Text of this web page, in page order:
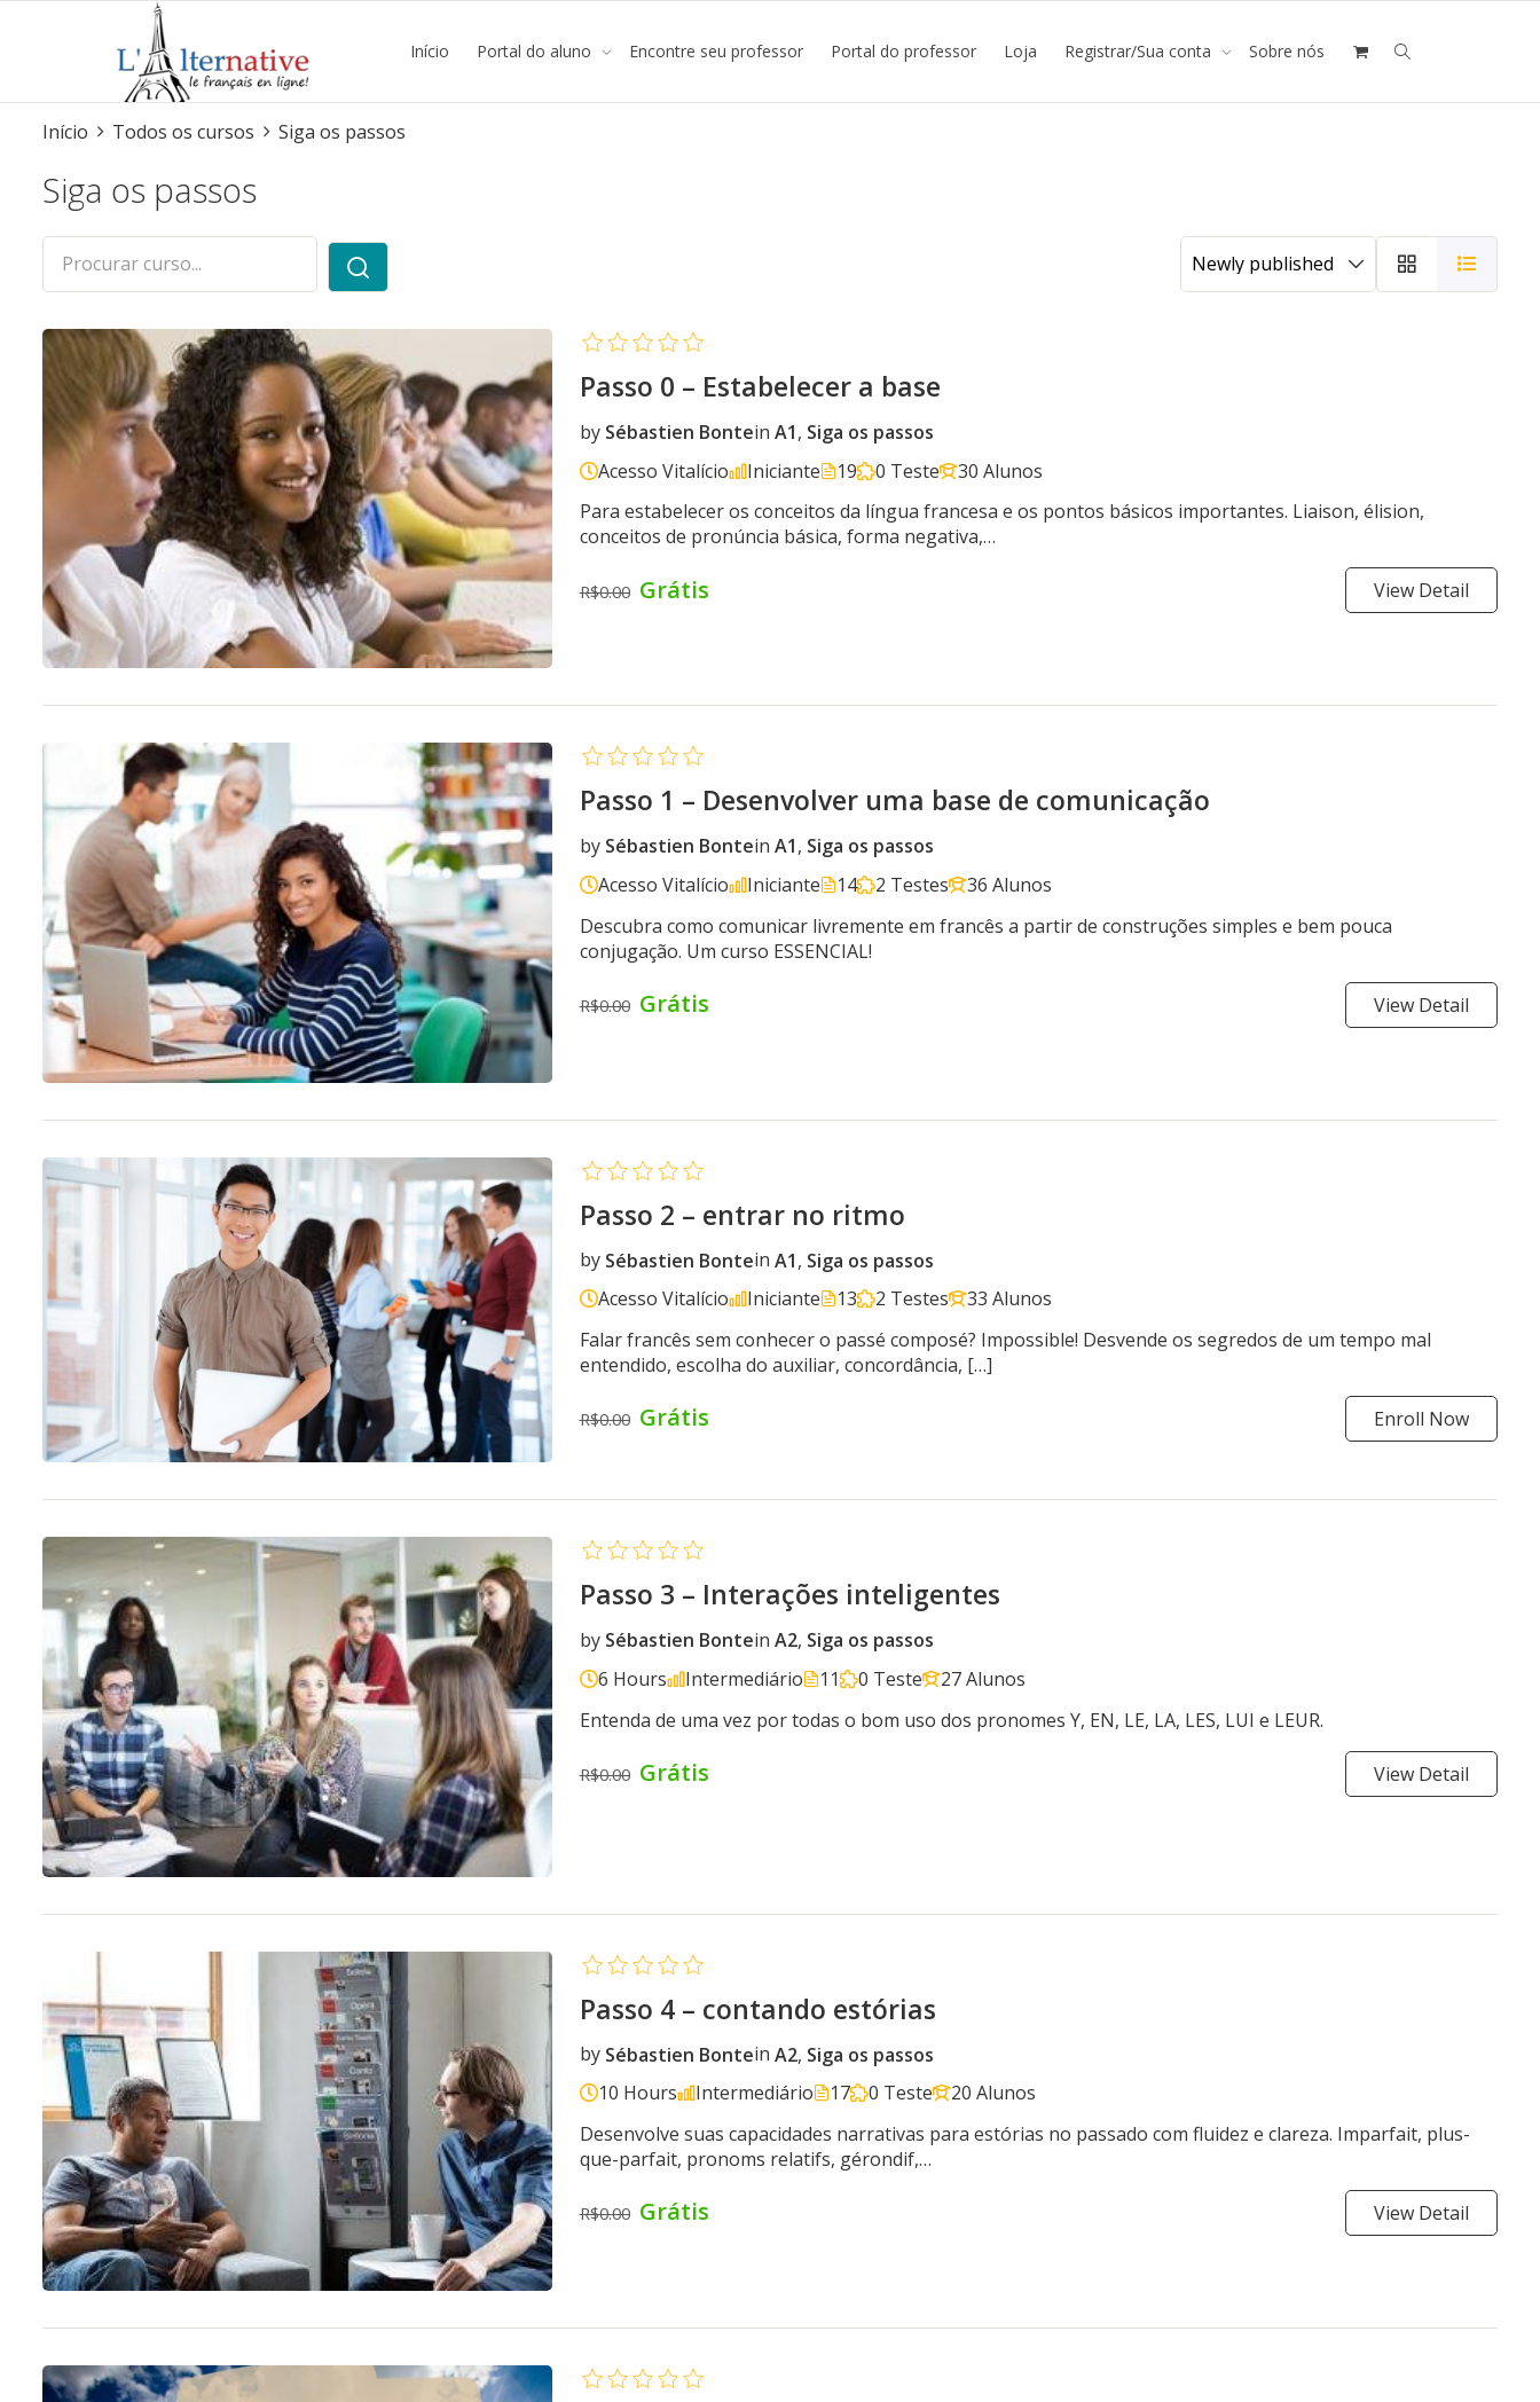
Início Portal do aluno Encontre seu professor Portal do professor Loja Registrar/Sua conta Sobre nós
Início Todos os cursos Siga os passos
Siga os passos
Passo 0 – Estabelecer a base
by Sébastien Bontein A1, Siga os passos
Acesso Vitalício
Iniciante 19 0 Teste
30 Alunos
Para estabelecer os conceitos da língua francesa e os pontos básicos importantes. Liaison, élision,
conceitos de pronúncia básica, forma negativa,…
R$0.00 Grátis View Detail
Passo 1 – Desenvolver uma base de comunicação
by Sébastien Bontein A1, Siga os passos
Acesso Vitalício
Iniciante 14 2 Testes
36 Alunos
Descubra como comunicar livremente em francês a partir de construções simples e bem pouca
conjugação. Um curso ESSENCIAL!
R$0.00 Grátis View Detail
Passo 2 – entrar no ritmo
by Sébastien Bontein A1, Siga os passos
Acesso Vitalício
Iniciante 13 2 Testes
33 Alunos
Falar francês sem conhecer o passé composé? Impossible! Desvende os segredos de um tempo mal
entendido, escolha do auxiliar, concordância, […]
R$0.00 Grátis Enroll Now
Passo 3 – Interações inteligentes
by Sébastien Bontein A2, Siga os passos
6 Hours
Intermediário 11 0 Teste
27 Alunos
Entenda de uma vez por todas o bom uso dos pronomes Y, EN, LE, LA, LES, LUI e LEUR.
R$0.00 Grátis View Detail
Passo 4 – contando estórias
by Sébastien Bontein A2, Siga os passos
10 Hours
Intermediário 17 0 Teste
20 Alunos
Desenvolve suas capacidades narrativas para estórias no passado com fluidez e clareza. Imparfait, plus-
que-parfait, pronoms relatifs, gérondif,…
R$0.00 Grátis View Detail